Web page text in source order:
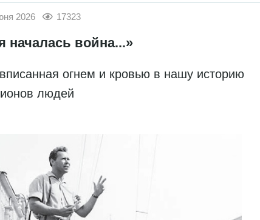
2026 17323
началась война...»
огнем и кровью в нашу историю
людей